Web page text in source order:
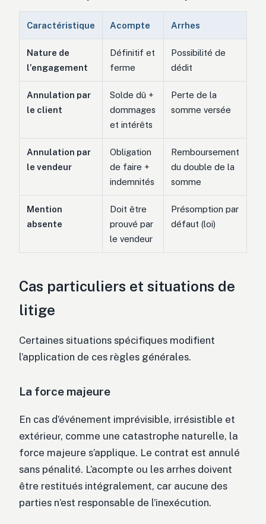
Caractéristique Acompte Arrhes
Nature de
l’engagement
Définitif et
ferme
Possibilité de
dédit
Annulation par
le client
Solde dû +
dommages
et intérêts
Perte de la
somme versée
Annulation par
le vendeur
Obligation
de faire +
indemnités
Remboursement
du double de la
somme
Mention
absente
Doit être
prouvé par
le vendeur
Présomption par
défaut (loi)
Cas particuliers et situations de
litige
Certaines situations spécifiques modifient
l’application de ces règles générales.
La force majeure
En cas d’événement imprévisible, irrésistible et
extérieur, comme une catastrophe naturelle, la
force majeure s’applique. Le contrat est annulé
sans pénalité. L’acompte ou les arrhes doivent
être restitués intégralement, car aucune des
parties n’est responsable de l’inexécution.